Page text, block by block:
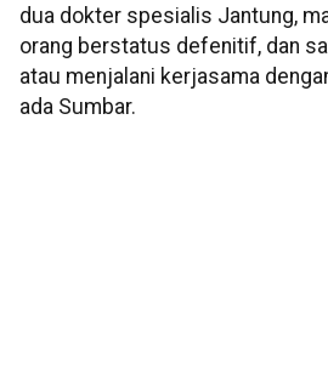
dua dokter spesialis Jantung,
orang berstatus defenitif, dan
atau menjalani kerjasama
ada Sumbar.